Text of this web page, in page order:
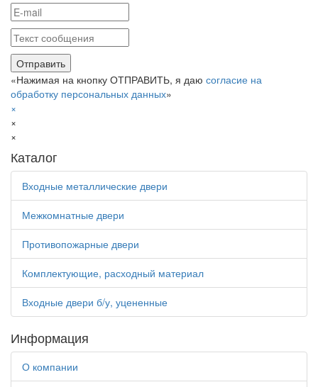
«Нажимая на кнопку ОТПРАВИТЬ, я даю согласие на
обработку персональных данных»
×
×
×
Каталог
Входные металлические двери
Межкомнатные двери
Противопожарные двери
Комплектующие, расходный материал
Входные двери б/у, уцененные
Информация
О компании